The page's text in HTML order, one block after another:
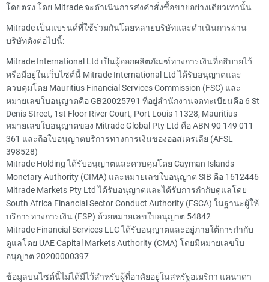
โดยตรง โดย Mitrade จะดำเนินการส่งคำสั่งซื้อขายอย่างเดียวเท่านั้น
Mitrade เป็นแบรนด์ที่ใช้ร่วมกันโดยหลายบริษัทและดำเนินการผ่าน
บริษัทดังต่อไปนี้:
Mitrade International Ltd เป็นผู้ออกผลิตภัณฑ์ทางการเงินที่อธิบายไว้
หรือมีอยู่ในเว็บไซต์นี้ Mitrade International Ltd ได้รับอนุญาตและ
ควบคุมโดย Mauritius Financial Services Commission (FSC) และ
หมายเลขใบอนุญาตคือ GB20025791 ที่อยู่สำนักงานจดทะเบียนคือ 6 St
Denis Street, 1st Floor River Court, Port Louis 11328, Mauritius
หมายเลขใบอนุญาตของ Mitrade Global Pty Ltd คือ ABN 90 149 011
361 และถือใบอนุญาตบริการทางการเงินของออสเตรเลีย (AFSL
398528)
Mitrade Holding ได้รับอนุญาตและควบคุมโดย Cayman Islands
Monetary Authority (CIMA) และหมายเลขใบอนุญาต SIB คือ 1612446
Mitrade Markets Pty Ltd ได้รับอนุญาตและได้รับการกำกับดูแลโดย
South Africa Financial Sector Conduct Authority (FSCA) ในฐานะผู้ให้
บริการทางการเงิน (FSP) ด้วยหมายเลขใบอนุญาต 54842
Mitrade Financial Services LLC ได้รับอนุญาตและอยู่ภายใต้การกำกับ
ดูแลโดย UAE Capital Markets Authority (CMA) โดยมีหมายเลขใบ
อนุญาต 20200000397
ข้อมูลบนไซต์นี้ไม่ได้มีไว้สำหรับผู้ที่อาศัยอยู่ในสหรัฐอเมริกา แคนาดา